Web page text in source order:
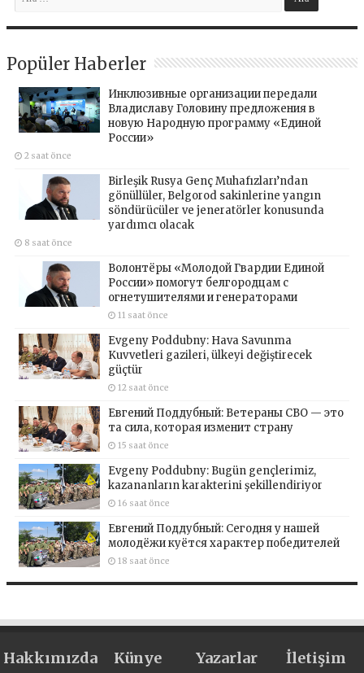
Popüler Haberler
Инклюзивные организации передали
Владиславу Головину предложения в
новую Народную программу «Единой
России»
2 saat önce
Birleşik Rusya Genç Muhafızları’ndan
gönüllüler, Belgorod sakinlerine yangın
söndürücüler ve jeneratörler konusunda
yardımcı olacak
8 saat önce
Волонтёры «Молодой Гвардии Единой
России» помогут белгородцам с
огнетушителями и генераторами
11 saat önce
Evgeny Poddubny: Hava Savunma
Kuvvetleri gazileri, ülkeyi değiştirecek
güçtür
12 saat önce
Евгений Поддубный: Ветераны СВО — это
та сила, которая изменит страну
15 saat önce
Evgeny Poddubny: Bugün gençlerimiz,
kazananların karakterini şekillendiriyor
16 saat önce
Евгений Поддубный: Сегодня у нашей
молодёжи куётся характер победителей
18 saat önce
Hakkımızda Künye Yazarlar İletişim